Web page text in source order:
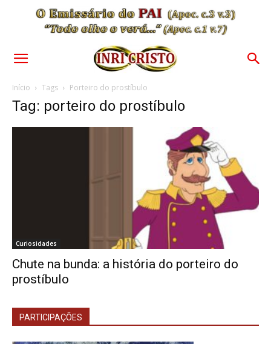
Início Tags Porteiro do prostíbulo
Tag: porteiro do prostíbulo
Curiosidades
Chute na bunda: a história do porteiro do
prostíbulo
PARTICIPAÇÕES